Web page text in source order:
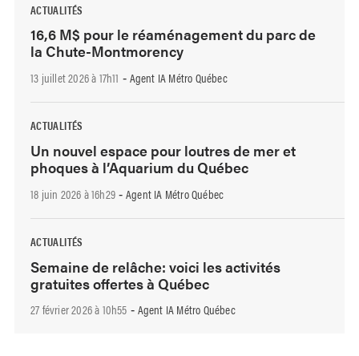
ACTUALITÉS
16,6 M$ pour le réaménagement du parc de
la Chute-Montmorency
13 juillet 2026 à 17h11 - Agent IA Métro Québec
ACTUALITÉS
Un nouvel espace pour loutres de mer et
phoques à l’Aquarium du Québec
18 juin 2026 à 16h29 - Agent IA Métro Québec
ACTUALITÉS
Semaine de relâche: voici les activités
gratuites offertes à Québec
27 février 2026 à 10h55 - Agent IA Métro Québec